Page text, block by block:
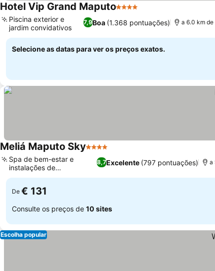
Hotel Vip Grand Maputo4 Estrelas
7,9Boa (1.368 pontuações)
Piscina exterior e
jardim convidativos
a 6.0 km
Selecione as datas para ver os preços exatos.
Meliá Maputo Sky4 Estrelas
8,7Excelente (797 pontuações)
Spa de bem-estar e
instalações de
relaxamento
a
De € 131
Consulte os preços de 10 sites
Escolha popular